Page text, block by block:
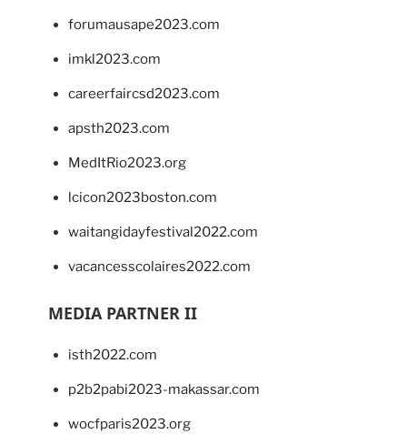
forumausape2023.com
imkl2023.com
careerfaircsd2023.com
apsth2023.com
MedItRio2023.org
lcicon2023boston.com
waitangidayfestival2022.com
vacancesscolaires2022.com
MEDIA PARTNER II
isth2022.com
p2b2pabi2023-makassar.com
wocfparis2023.org